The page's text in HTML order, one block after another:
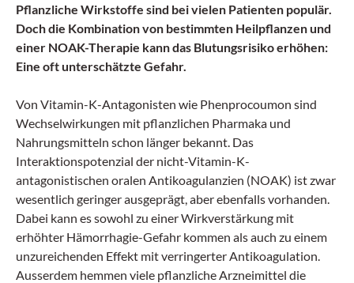
Pflanzliche Wirkstoffe sind bei vielen Patienten populär.
Doch die Kombination von bestimmten Heilpflanzen und
einer NOAK-Therapie kann das Blutungsrisiko erhöhen:
Eine oft unterschätzte Gefahr.
Von Vitamin-K-Antagonisten wie Phenprocoumon sind
Wechselwirkungen mit pflanzlichen Pharmaka und
Nahrungsmitteln schon länger bekannt. Das
Interaktionspotenzial der nicht-Vitamin-K-
antagonistischen oralen Antikoagulanzien (NOAK) ist zwar
wesentlich geringer ausgeprägt, aber ebenfalls vorhanden.
Dabei kann es sowohl zu einer Wirkverstärkung mit
erhöhter Hämorrhagie-Gefahr kommen als auch zu einem
unzureichenden Effekt mit verringerter Antikoagulation.
Ausserdem hemmen viele pflanzliche Arzneimittel die